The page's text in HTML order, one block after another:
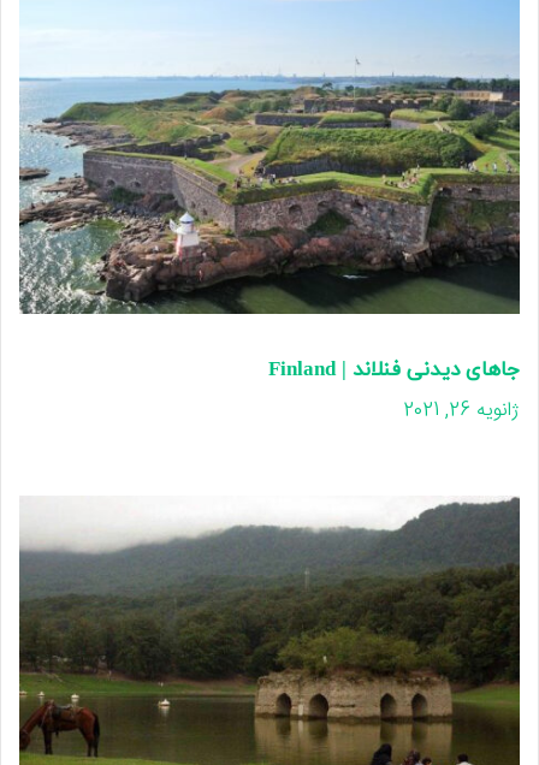
جاهای دیدنی فنلاند | Finland
ژانویه 26, 2021